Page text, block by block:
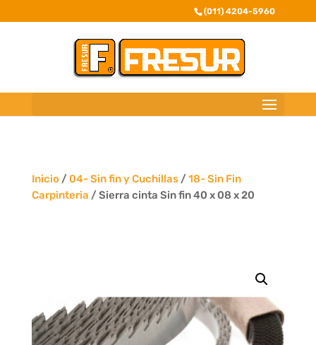
(011) 4204-5960
Inicio/ 04- Sin fin y Cuchillas/ 18- Sin Fin
Carpinteria / Sierra cinta Sin fin 40 x 08 x 20